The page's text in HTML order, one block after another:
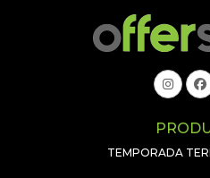
TEMPORADA